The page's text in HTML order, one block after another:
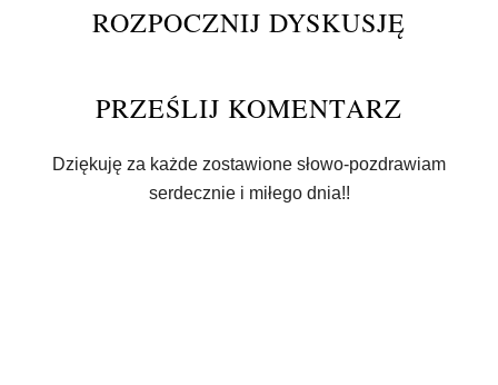
ROZPOCZNIJ DYSKUSJĘ
PRZEŚLIJ KOMENTARZ
Dziękuję za każde zostawione słowo-pozdrawiam
serdecznie i miłego dnia!!